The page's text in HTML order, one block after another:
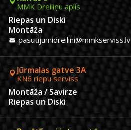
MMK Dreiliņu aplis
Riepas un Diski
Montāža
pasutijumidreilini@mmkserviss.lv
Jūrmalas gatve 3A
KN6 riepu serviss
Montāža / Savirze
Riepas un Diski